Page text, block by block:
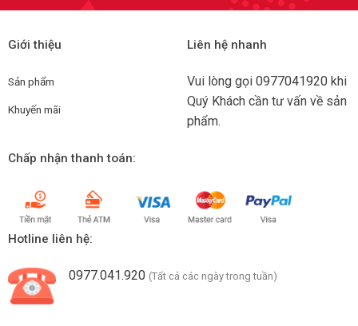
Giới thiệu
Sản phẩm
Khuyến mãi
Liên hệ nhanh
Vui lòng gọi 0977041920khi
Quý Khách cần tư vấn về sản
phẩm.
Chấp nhận thanh toán:
Hotline liên hệ:
0977.041.920 (Tất cả các ngày trong tuần)